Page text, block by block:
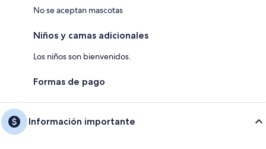
No se aceptan mascotas
Niños y camas adicionales
Los niños son bienvenidos.
Formas de pago
Información importante